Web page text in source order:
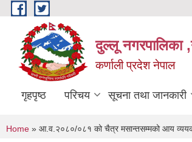
Skip to main content
दुल्लू नगरपालिका
कर्णाली प्रदेश नेपाल
गृहपृष्ठ परिचय सूचना तथा जानकारी
You are here
Home » आ.व.२०८०/०८१ को चैत्र मसान्तसम्मको आय